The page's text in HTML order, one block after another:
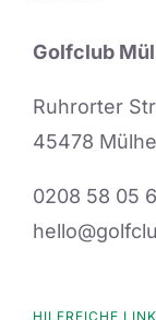
Golfclub
Ruhrorter
45478
0208 58 05
HILFREICHE